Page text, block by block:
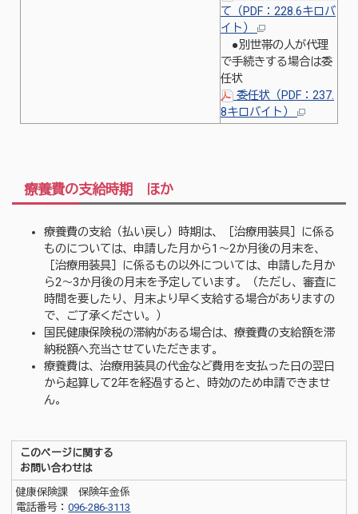
て（PDF：228.6キロバ
イト）
●別世帯の人が代理
で手続きする場合は委
任状
委任状（PDF：237.
8キロバイト）
療養費の支給時期 ほか
療養費の支給（払い戻し）時期は、［治療用装具］に係る
ものについては、申請した月から1～2か月後の月末を、
［治療用装具］に係るもの以外については、申請した月か
ら2～3か月後の月末を予定しています。（ただし、審査に
時間を要したり、月末より早く支給する場合がありますの
で、ご了承ください。）
国民健康保険税の滞納がある場合は、療養費の支給額を滞
納税額へ充当させていただきます。
療養費は、治療用装具の代金など費用を支払った日の翌日
から起算して2年を経過すると、時効のため申請できませ
ん。
このページに関する
お問い合わせは
健康保険課 保険年金係
電話番号：096-286-3113